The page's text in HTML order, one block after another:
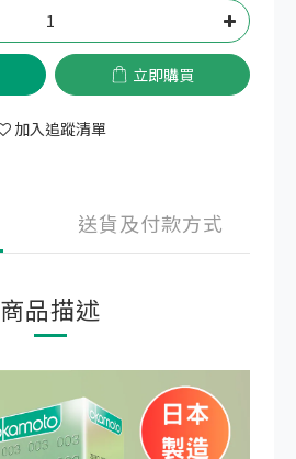
立即購買
加入追蹤清單
送貨及付款方式
商品描述